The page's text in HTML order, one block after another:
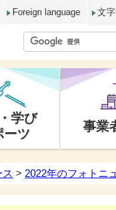
Foreign language 文
学び
ーツ
事業
> 2022年のフォトニ